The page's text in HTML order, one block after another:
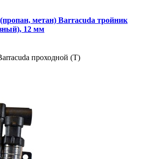
метан) Barracuda тройник
12 мм
проходной (T)